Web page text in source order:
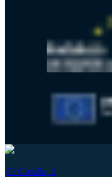
C/ Castilla, 1